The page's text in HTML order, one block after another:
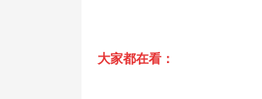
大家都在看：